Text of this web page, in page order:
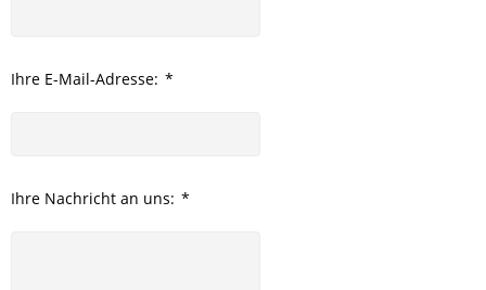
Ihre E-Mail-Adresse: *
Ihre Nachricht an uns: *